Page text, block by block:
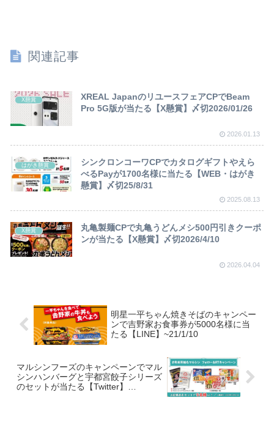
関連記事
X懸賞
XREAL JapanのリユースフェアCPでBeam
Pro 5G版が当たる【X懸賞】〆切2026/01/26
2026.01.13
はがき懸賞
シンクロンコーワCPでカタログギフトやえら
べるPayが1700名様に当たる【WEB・はがき
懸賞】〆切25/8/31
2025.08.13
X懸賞
丸亀製麺CPで丸亀うどんメシ500円引きクーポ
ンが当たる【X懸賞】〆切2026/4/10
2026.04.04
明星一平ちゃん焼きそばのキャンペー
ンで吉野家お食事券が5000名様に当
たる【LINE】~21/1/10
マルシンフーズのキャンペーンでマル
シンハンバーグと宇都宮餃子シリーズ
のセットが当たる【Twitter】